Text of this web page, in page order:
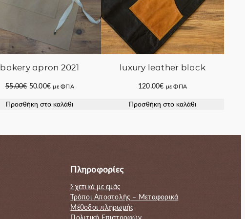
bakery apron 2021
55.00€ Original
was:
50.00€Η
τιμή
με ΦΠΑ
Προσθήκη στο καλάθι
luxury leather black
120.00€ με ΦΠΑ
Προσθήκη στο καλάθι
Πληροφορίες
Σχετικά με εμάς
Τρόποι Αποστολής – Μεταφορικά
Μέθοδοι πληρωμής
Πολιτική Επιστροφών